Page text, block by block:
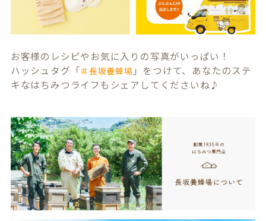
お客様のレシピやお気に入りの写真がいっぱい！
ハッシュタグ「＃長坂養蜂場 」をつけて、あなたのステ
キなはちみつライフもシェアしてくださいね♪